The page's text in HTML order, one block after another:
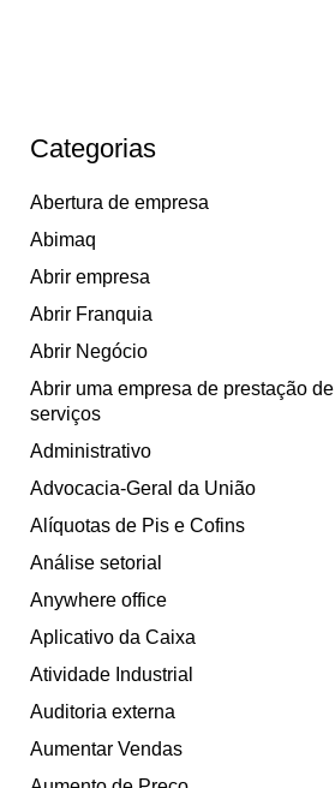
Categorias
Abertura de empresa
Abimaq
Abrir empresa
Abrir Franquia
Abrir Negócio
Abrir uma empresa de prestação de
serviços
Administrativo
Advocacia-Geral da União
Alíquotas de Pis e Cofins
Análise setorial
Anywhere office
Aplicativo da Caixa
Atividade Industrial
Auditoria externa
Aumentar Vendas